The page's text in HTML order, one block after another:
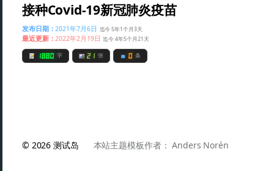
接种Covid-19新冠肺炎疫苗
发布日期：2021年7月6日 迄今 5年1个月3天
最近更新：2022年2月19日 迄今 4年5个月21天
1880 字 21 张 0 条
© 2026测试岛 本站主题模板作者：Anders Norén